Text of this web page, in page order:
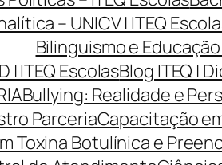
– UNICV | ITEQ
Bilinguismo e
ITEQ EscolasBlog ITEQ |
Bullying: Realidade e
ParceriaCapacitação
Toxina Botulínica e